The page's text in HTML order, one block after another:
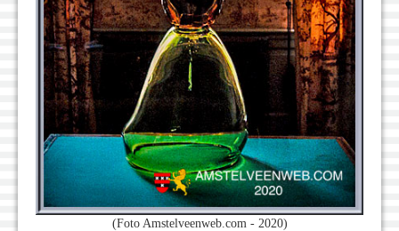
(Foto Amstelveenweb.com - 2020)